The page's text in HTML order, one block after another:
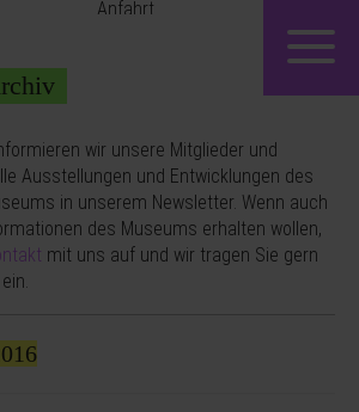
wir unsere Mitglieder und
Ausstellungen und Entwicklungen des
in unserem Newsletter. Wenn auch
des Museums erhalten wollen,
mit uns auf und wir tragen Sie gern